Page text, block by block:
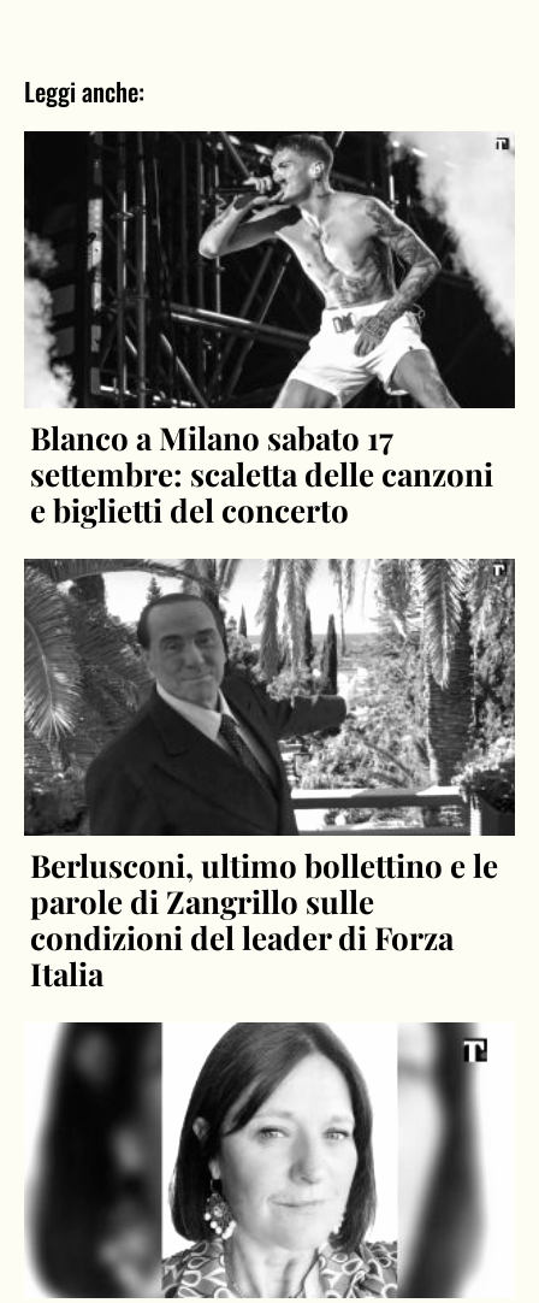
Leggi anche:
Blanco a Milano sabato 17
settembre: scaletta delle canzoni
e biglietti del concerto
Berlusconi, ultimo bollettino e le
parole di Zangrillo sulle
condizioni del leader di Forza
Italia